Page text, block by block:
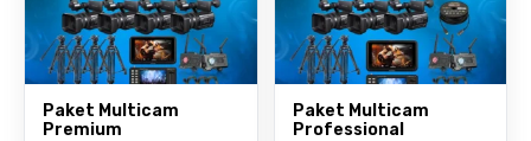
Paket Multicam
Premium
Paket Multicam
Professional